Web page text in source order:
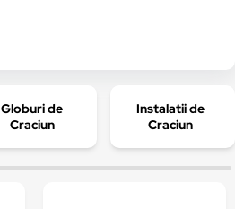
Globuri de
Craciun
Instalatii de
Craciun